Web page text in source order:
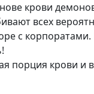
крови
всех
с корпоратами.
порция крови и